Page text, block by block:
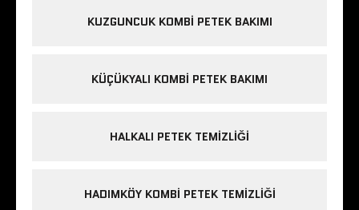
KUZGUNCUK KOMBI PETEK BAKIMI
KÜÇÜKYALI KOMBI PETEK BAKIMI
HALKALI PETEK TEMIZLIĞI
HADIMKÖY KOMBI PETEK TEMIZLIĞI